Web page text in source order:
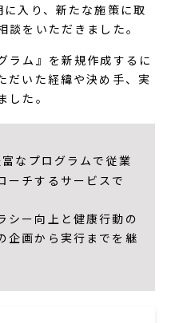
に入り、新たな施策に取
談をいただきました。
ラム』を新規作成するに
だいた経緯や決め手、実
た。
富なプログラムで従業
ーチするサービスで
シー向上と健康行動の
企画から実行までを継